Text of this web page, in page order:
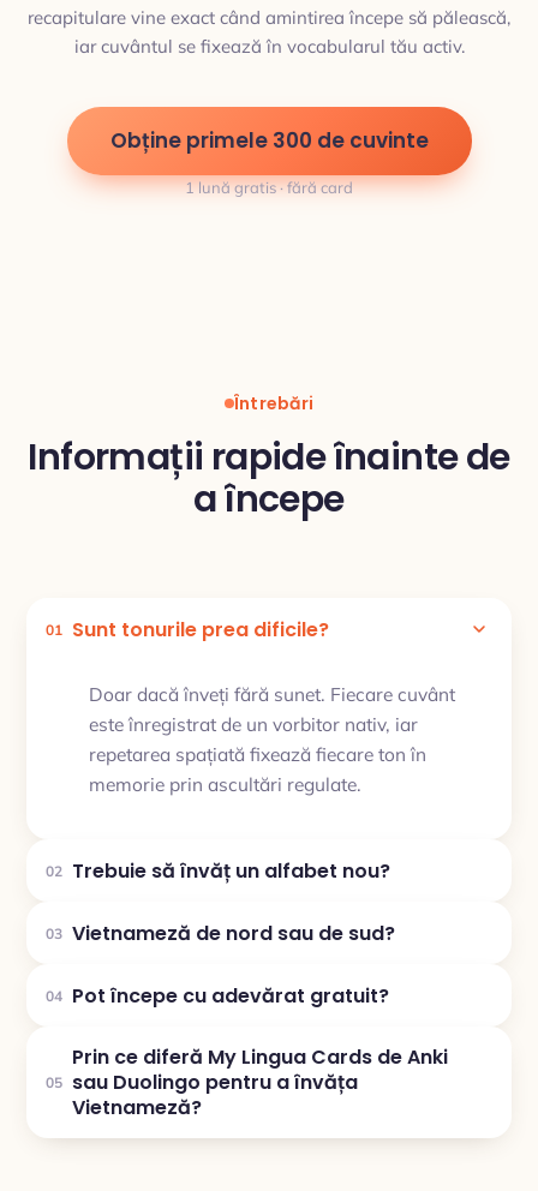
recapitulare vine exact când amintirea începe să pălească,
iar cuvântul se fixează în vocabularul tău activ.
Obține primele 300 de cuvinte
1 lună gratis · fără card
Întrebări
Informații rapide înainte de
a începe
01 Sunt tonurile prea dificile?
Doar dacă înveți fără sunet. Fiecare cuvânt
este înregistrat de un vorbitor nativ, iar
repetarea spațiată fixează fiecare ton în
memorie prin ascultări regulate.
02 Trebuie să învăț un alfabet nou?
03 Vietnameză de nord sau de sud?
04 Pot începe cu adevărat gratuit?
05
Prin ce diferă My Lingua Cards de Anki
sau Duolingo pentru a învăța
Vietnameză?